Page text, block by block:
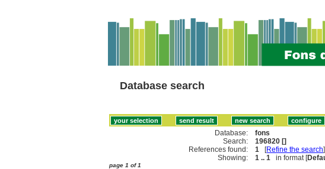
Database search
Database:
fons
Search:
196820 []
References found:
1 [Refine the search]
Showing:
1 .. 1 in format [
page 1 of 1